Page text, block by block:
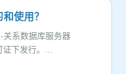
使用？
关系数据库服务器
证下发行。…